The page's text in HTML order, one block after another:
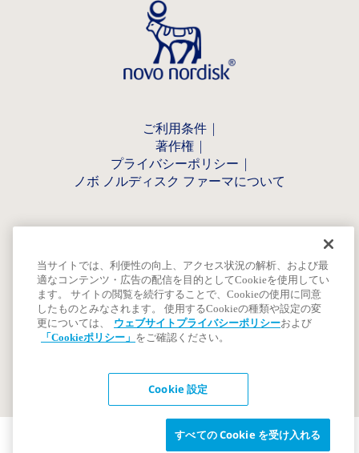
ご利用条件
著作権
プライバシーポリシー
ノボ ノルディスク ファーマについて
当サイトでは、利便性の向上、アクセス状況の解析、および最
適なコンテンツ・広告の配信を目的としてCookieを使用してい
ます。 サイトの閲覧を続行することで、Cookieの使用に同意
したものとみなされます。 使用するCookieの種類や設定の変
更については、
ウェブサイトプライバシーポリシーおよび
「Cookieポリシー」 をご確認ください。
Cookie 設定
すべての Cookie を受け入れる